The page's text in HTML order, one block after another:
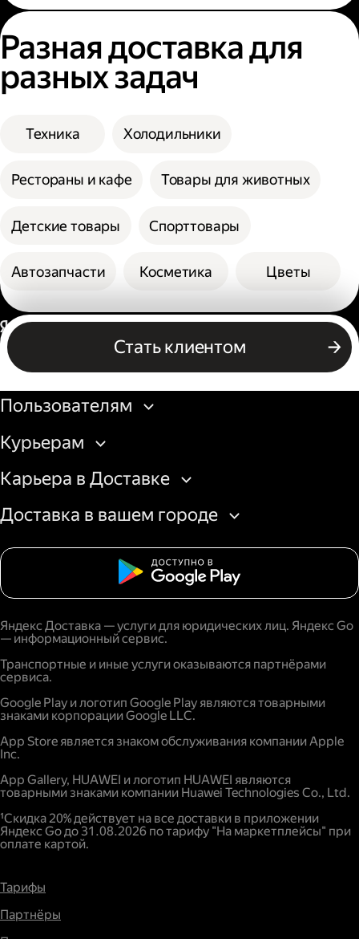
Разная доставка для
разных задач
Техника Холодильники
Рестораны и кафе Товары для животных
Детские товары Спорттовары
Автозапчасти Косметика Цветы
Стать клиентом
Россия
Бизнесу
Пользователям
Курьерам
Карьера в Доставке
Доставка в вашем городе
Яндекс Доставка — услуги для юридических лиц. Яндекс Go
— информационный сервис.
Транспортные и иные услуги оказываются партнёрами
сервиса.
Google Play и логотип Google Play являются товарными
знаками корпорации Google LLC.
App Store является знаком обслуживания компании Apple
Inc.
App Gallery, HUAWEI и логотип HUAWEI являются
товарными знаками компании Huawei Technologies Co., Ltd.
¹Скидка 20% действует на все доставки в приложении
Яндекс Go до 31.08.2026 по тарифу "На маркетплейсы" при
оплате картой.
Тарифы
Партнёры